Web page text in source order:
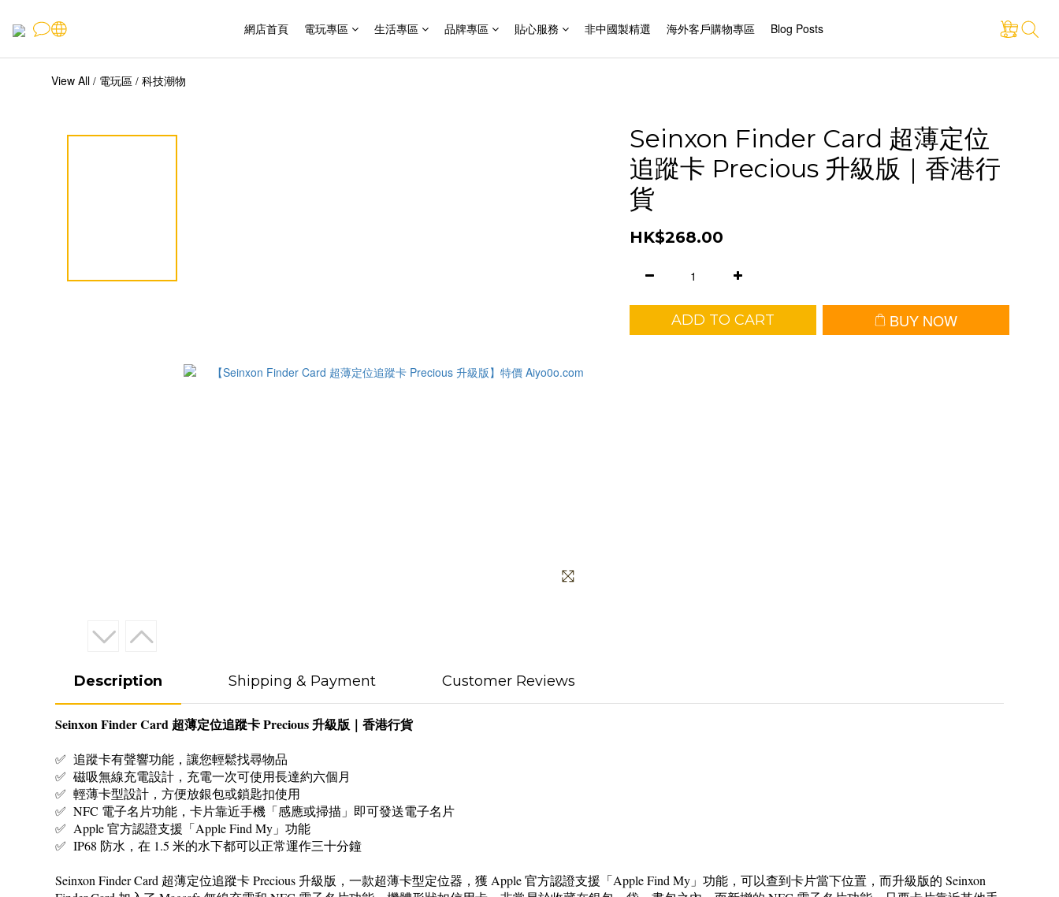
網店首頁 電玩專區 生活專區 品牌專區 貼心服務 非中國製精選 海外客戶購物專區 Blog Posts
View All / 電玩區 / 科技潮物
Seinxon Finder Card 超薄定位
追蹤卡 Precious 升級版｜香港行
貨
HK$268.00
ADD TO CART BUY NOW
Description Shipping & Payment Customer Reviews
Seinxon Finder Card 超薄定位追蹤卡 Precious 升級版｜香港行貨
✅ 追蹤卡有聲響功能，讓您輕鬆找尋物品
✅ 磁吸無線充電設計，充電一次可使用長達約六個月
✅ 輕薄卡型設計，方便放銀包或鎖匙扣使用
✅ NFC 電子名片功能，卡片靠近手機「感應或掃描」即可發送電子名片
✅ Apple 官方認證支援「Apple Find My」功能
✅ IP68 防水，在 1.5 米的水下都可以正常運作三十分鐘
Seinxon Finder Card 超薄定位追蹤卡 Precious 升級版，一款超薄卡型定位器，獲 Apple 官方認證支援「Apple Find My」功能，可以查到卡片當下位置，而升級版的 Seinxon